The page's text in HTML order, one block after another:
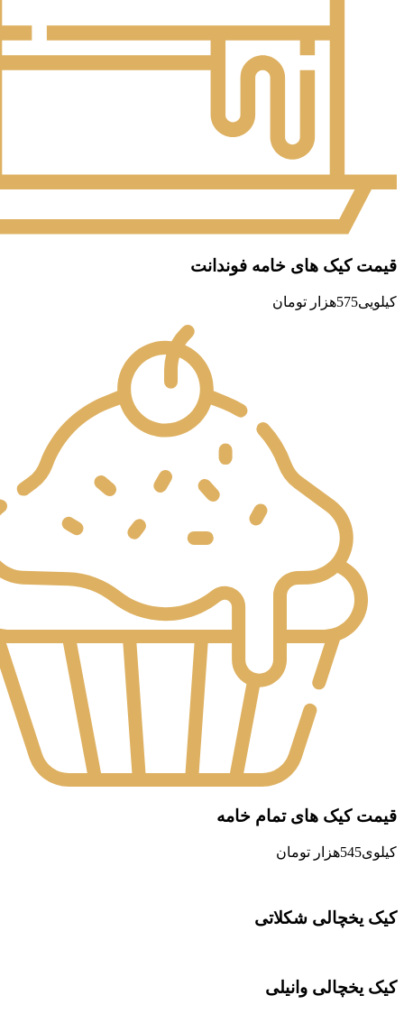
قیمت کیک های خامه فوندانت
کیلویی575هزار تومان
قیمت کیک های تمام خامه
کیلوی545هزار تومان
کیک یخچالی شکلاتی
کیک یخچالی وانیلی